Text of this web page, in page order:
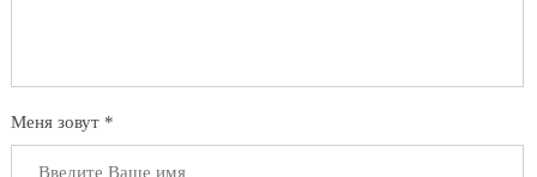
Меня зовут *